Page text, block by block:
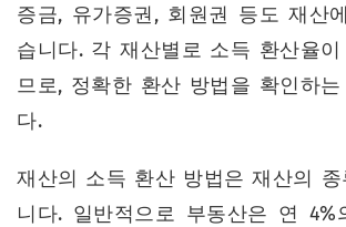
증금, 유가증권, 회원권 등도 재산
습니다. 각 재산별로 소득 환산율
므로, 정확한 환산 방법을 확인하
다.
재산의 소득 환산 방법은 재산의
니다. 일반적으로 부동산은 연 4%